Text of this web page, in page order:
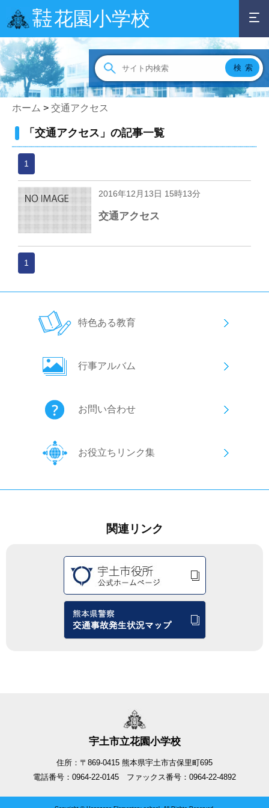
宇土
市立 花園小学校
ホーム > 交通アクセス
「交通アクセス」の記事一覧
1
2016年12月13日 15時13分
交通アクセス
1
特色ある教育
行事アルバム
お問い合わせ
お役立ちリンク集
関連リンク
宇土市立花園小学校
住所：〒869-0415 熊本県宇土市古保里町695
電話番号：0964-22-0145 ファックス番号：0964-22-4892